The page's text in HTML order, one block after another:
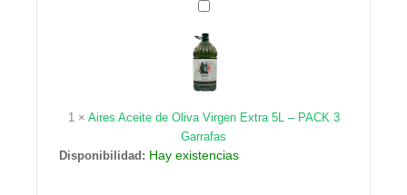
Aires
de
Jaén
5L
Aires
de
Oliva
Virgen
5L
–
PACK
1× Aires Aceite de Oliva Virgen Extra 5L – PACK 3
Garrafas
Disponibilidad: Hay existencias